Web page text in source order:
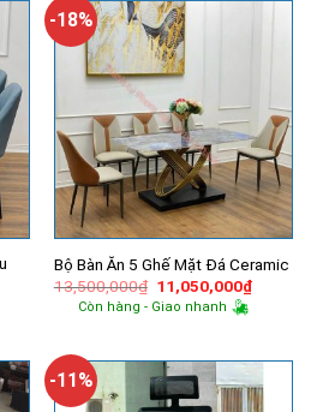
-18%
Bộ Bàn Ăn 5 Ghế Mặt Đá Ceramic
13,500,000₫ Giá
gốc
là:
11,050,000₫Giá
hiện
Còn hàng - Giao nhanh
-11%